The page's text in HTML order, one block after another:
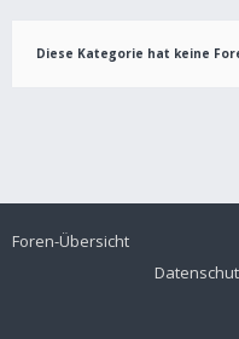
Diese Kategorie hat keine
Foren-Übersicht